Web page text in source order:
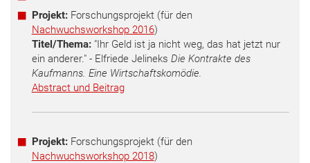
Projekt:Forschungsprojekt (für den
Nachwuchsworkshop 2016)
Titel/Thema:"Ihr Geld ist ja nicht weg, das hat jetzt nur
ein anderer." - Elfriede Jelineks Die Kontrakte des
Kaufmanns. Eine Wirtschaftskomödie.
Abstract und Beitrag
Projekt:Forschungsprojekt (für den
Nachwuchsworkshop 2018)